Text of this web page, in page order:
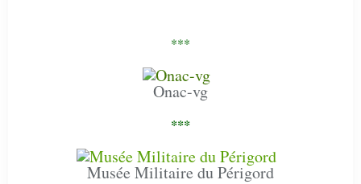
***
Onac-vg
***
Musée Militaire du Périgord